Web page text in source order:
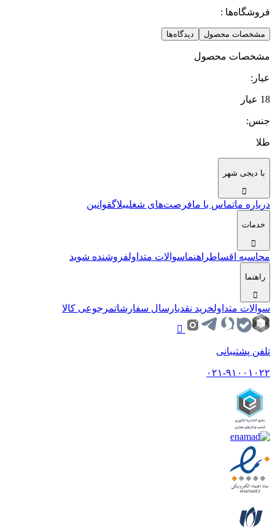
فروشگاه‌ها :
مشخصات محصول دیدگاه‌ها
مشخصات محصول
عیار :
18 عیار
جنس:
طلا
با دیجی شهر
درباره ماتماس با مافرصت‌های شغلیبلاگقوانین
خدمات
محاسبه اقساطراهنماسوالات متداولفروشنده شوید
راهنما
سوالات متداولخرید نقدیارسال سفارشاتمرجوعی کالا
تلفن پشتیبانی
۰۲۱-۹۱۰۰۱۰۲۲